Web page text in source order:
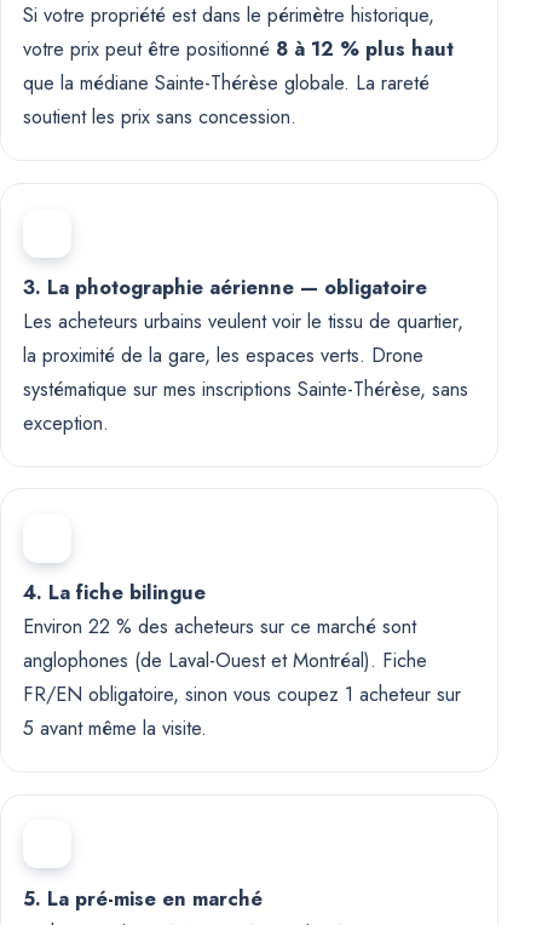
Si votre propriété est dans le périmètre historique,
votre prix peut être positionné 8 à 12 % plus haut
que la médiane Sainte-Thérèse globale. La rareté
soutient les prix sans concession.
3. La photographie aérienne — obligatoire
Les acheteurs urbains veulent voir le tissu de quartier,
la proximité de la gare, les espaces verts. Drone
systématique sur mes inscriptions Sainte-Thérèse, sans
exception.
4. La fiche bilingue
Environ 22 % des acheteurs sur ce marché sont
anglophones (de Laval-Ouest et Montréal). Fiche
FR/EN obligatoire, sinon vous coupez 1 acheteur sur
5 avant même la visite.
5. La pré-mise en marché